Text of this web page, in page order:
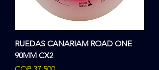
RUEDAS CANARIAM ROAD ONE
90MM CX2